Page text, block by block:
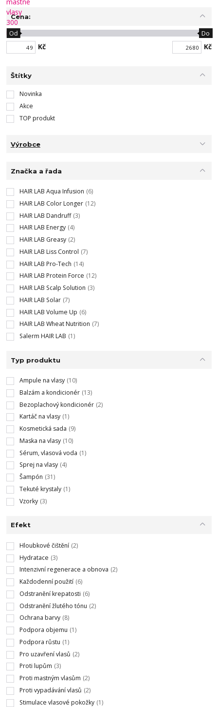
Cena:
Kč
Od Do
Kč
Štítky
Novinka
Akce
TOP produkt
Výrobce
Značka a řada
HAIR LAB Aqua Infusion (6)
HAIR LAB Color Longer (12)
HAIR LAB Dandruff (3)
HAIR LAB Energy (4)
HAIR LAB Greasy (2)
HAIR LAB Liss Control (7)
HAIR LAB Pro-Tech (14)
HAIR LAB Protein Force (12)
HAIR LAB Scalp Solution (3)
HAIR LAB Solar (7)
HAIR LAB Volume Up (6)
HAIR LAB Wheat Nutrition (7)
Salerm HAIR LAB (1)
Typ produktu
Ampule na vlasy (10)
Balzám a kondicionér (13)
Bezoplachový kondicionér (2)
Kartáč na vlasy (1)
Kosmetická sada (9)
Maska na vlasy (10)
Sérum, vlasová voda (1)
Sprej na vlasy (4)
Šampón (31)
Tekuté krystaly (1)
Vzorky (3)
Efekt
Hloubkové čištění (2)
Hydratace (3)
Intenzivní regenerace a obnova (2)
Každodenní použití (6)
Odstranění krepatosti (6)
Odstranění žlutého tónu (2)
Ochrana barvy (8)
Podpora objemu (1)
Podpora růstu (1)
Pro uzavření vlasů (2)
Proti lupům (3)
Proti mastným vlasům (2)
Proti vypadávání vlasů (2)
Stimulace vlasové pokožky (1)